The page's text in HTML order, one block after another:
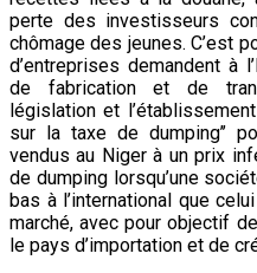
perte des investisseurs
chômage des jeunes. C’est
d’entreprises demandent à
de fabrication et de
législation et
sur la taxe de dumping’’
vendus au Niger à un prix
de dumping lorsqu’une
bas à l’international que
marché, avec pour objectif
le pays d’importation et de